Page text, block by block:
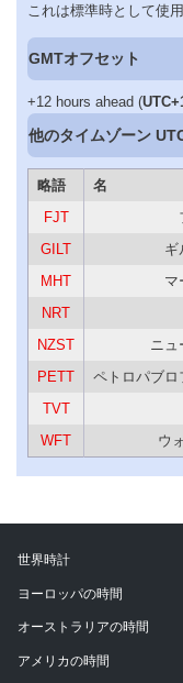
これは標準時として使
GMTオフセット
+12 hours ahead (
他のタイムゾーン
略語
名
FJT
GILT
ギ
MHT
マ
NRT
NZST
ニ
PETT
ペトロパブロ
TVT
WFT
ウ
世界時計
ヨーロッパの時間
オーストラリアの時間
アメリカの時間